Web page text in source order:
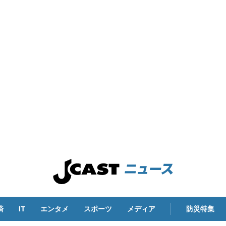
IT エンタメ スポーツ メディア 防災特集